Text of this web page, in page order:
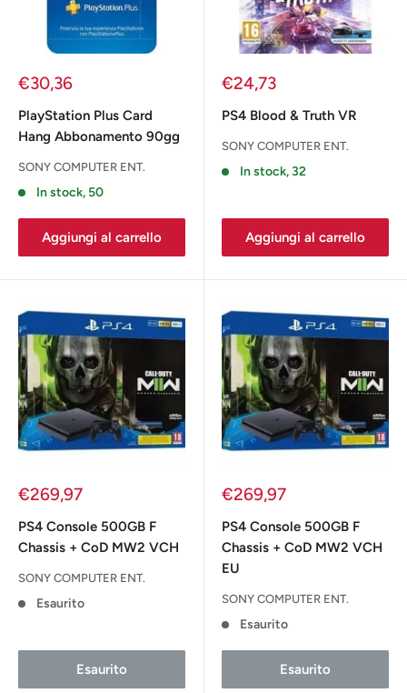
Prezzo
€30,36
PlayStation Plus Card
Hang Abbonamento 90gg
SONY COMPUTER ENT.
In stock, 50
Aggiungi al carrello
Prezzo
€24,73
PS4 Blood & Truth VR
SONY COMPUTER ENT.
In stock, 32
Aggiungi al carrello
Prezzo
€269,97
PS4 Console 500GB F
Chassis + CoD MW2 VCH
SONY COMPUTER ENT.
Esaurito
Esaurito
Prezzo
€269,97
PS4 Console 500GB F
Chassis + CoD MW2 VCH
EU
SONY COMPUTER ENT.
Esaurito
Esaurito